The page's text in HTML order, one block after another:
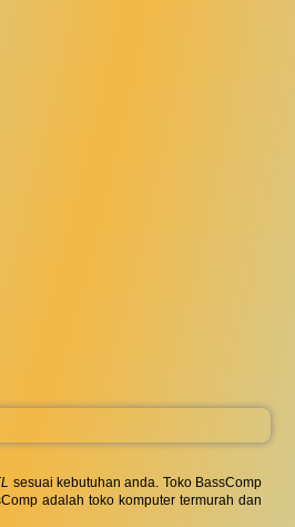
sesuai kebutuhan anda. Toko BassComp
adalah toko komputer termurah dan